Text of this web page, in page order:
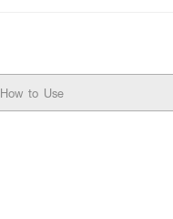
How to Use